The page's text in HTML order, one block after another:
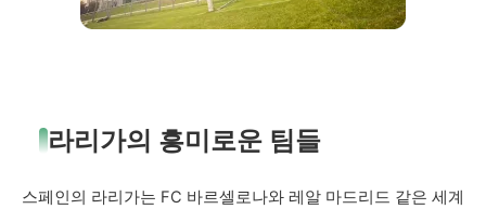
라리가의 흥미로운 팀들
스페인의 라리가는 FC 바르셀로나와 레알 마드리드 같은 세계